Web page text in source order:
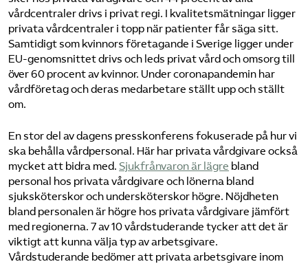
vårdcentraler drivs i privat regi. I kvalitetsmätningar ligger
privata vårdcentraler i topp när patienter får säga sitt.
Samtidigt som kvinnors företagande i Sverige ligger under
EU-genomsnittet drivs och leds privat vård och omsorg till
över 60 procent av kvinnor. Under coronapandemin har
vårdföretag och deras medarbetare ställt upp och ställt
om.
En stor del av dagens presskonferens fokuserade på hur vi
ska behålla vårdpersonal. Här har privata vårdgivare också
mycket att bidra med. Sjukfrånvaron är lägre bland
personal hos privata vårdgivare och lönerna bland
sjuksköterskor och undersköterskor högre. Nöjdheten
bland personalen är högre hos privata vårdgivare jämfört
med regionerna. 7 av 10 vårdstuderande tycker att det är
viktigt att kunna välja typ av arbetsgivare.
Vårdstuderande bedömer att privata arbetsgivare inom